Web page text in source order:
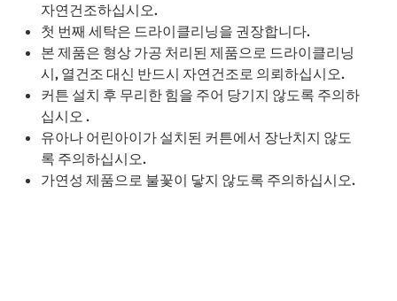
자연건조하십시오.
첫 번째 세탁은 드라이클리닝을 권장합니다.
본 제품은 형상 가공 처리된 제품으로 드라이클리닝
시, 열건조 대신 반드시 자연건조로 의뢰하십시오.
커튼 설치 후 무리한 힘을 주어 당기지 않도록 주의하
십시오 .
유아나 어린아이가 설치된 커튼에서 장난치지 않도
록 주의하십시오.
가연성 제품으로 불꽃이 닿지 않도록 주의하십시오.